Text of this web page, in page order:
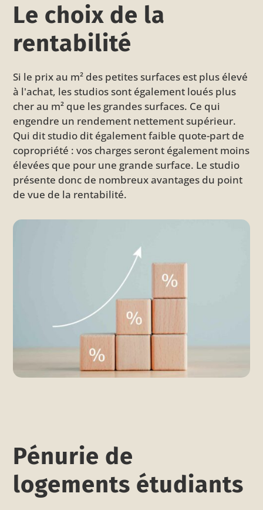
Le choix de la
rentabilité
Si le prix au m² des petites surfaces est plus élevé
à l'achat, les studios sont également loués plus
cher au m² que les grandes surfaces. Ce qui
engendre un rendement nettement supérieur.
Qui dit studio dit également faible quote-part de
copropriété : vos charges seront également moins
élevées que pour une grande surface. Le studio
présente donc de nombreux avantages du point
de vue de la rentabilité.
Pénurie de
logements étudiants